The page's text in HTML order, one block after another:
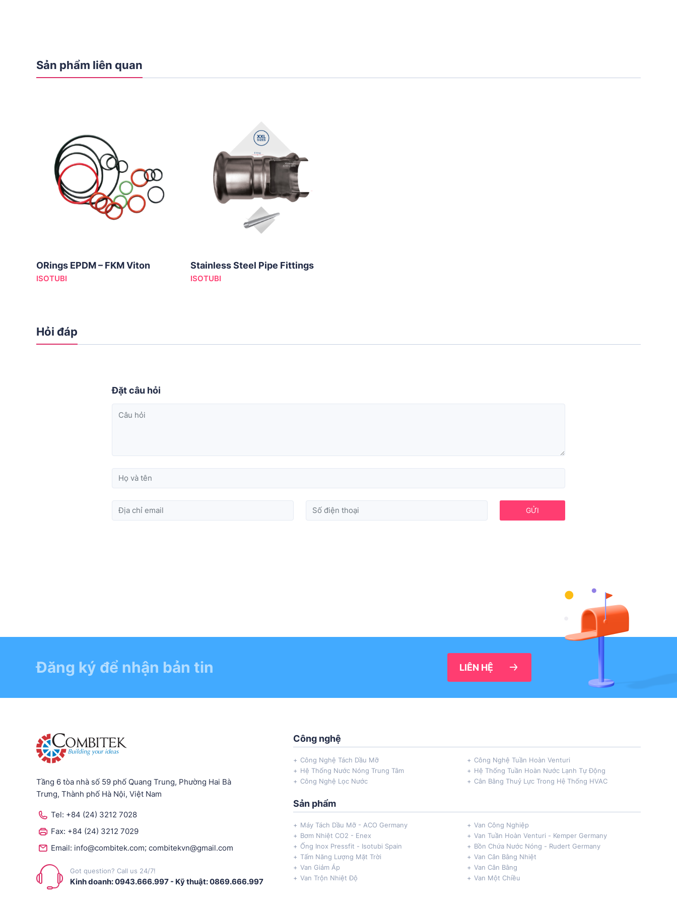
Sản phẩm liên quan
ORings EPDM – FKM Viton
ISOTUBI
Stainless Steel Pipe Fittings
ISOTUBI
Hỏi đáp
Đặt câu hỏi
GỬI
Đăng ký để nhận bản tin LIÊN HỆ
Công nghệ
Công Nghệ Tách Dầu Mỡ
Công Nghệ Tuần Hoàn Venturi
Hệ Thống Nước Nóng Trung Tâm
Hệ Thống Tuần Hoàn Nước Lạnh Tự Động
Công Nghệ Lọc Nước
Cân Bằng Thuỷ Lực Trong Hệ Thống HVAC
Sản phẩm
Máy Tách Dầu Mỡ - ACO Germany
Van Công Nghiệp
Bơm Nhiệt CO2 - Enex
Van Tuần Hoàn Venturi - Kemper Germany
Ống Inox Pressfit - Isotubi Spain
Bồn Chứa Nước Nóng - Rudert Germany
Tấm Năng Lượng Mặt Trời
Van Cân Bằng Nhiệt
Van Giảm Áp
Van Cân Bằng
Van Trộn Nhiệt Độ
Van Một Chiều
Tầng 6 tòa nhà số 59 phố Quang Trung, Phường Hai Bà
Trưng, Thành phố Hà Nội, Việt Nam
Tel: +84 (24) 3212 7028
Fax: +84 (24) 3212 7029
Email: info@combitek.com; combitekvn@gmail.com
Got question? Call us 24/7!
Kinh doanh: 0943.666.997 - Kỹ thuật: 0869.666.997